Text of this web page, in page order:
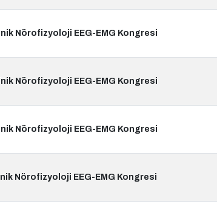
Nörofizyoloji EEG-EMG Kongresi
Nörofizyoloji EEG-EMG Kongresi
Nörofizyoloji EEG-EMG Kongresi
Nörofizyoloji EEG-EMG Kongresi